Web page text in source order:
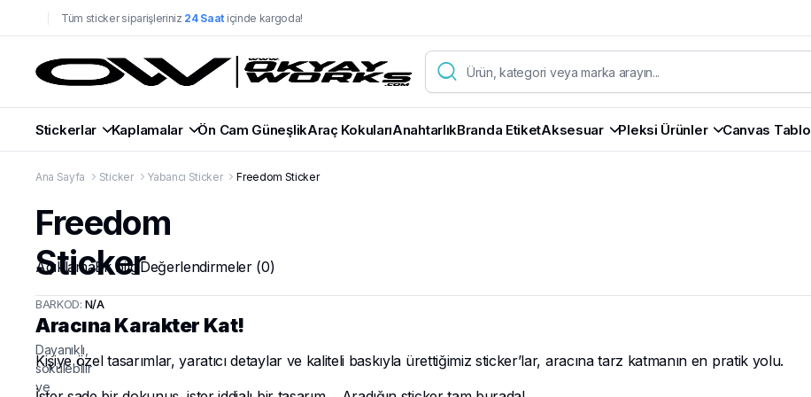
Tüm sticker siparişleriniz 24 Saat içinde kargoda!
Stickerlar Kaplamalar Ön Cam GüneşlikAraç KokularıAnahtarlıkBranda EtiketAksesuar Pleksi Ürünler Canvas Tablo
Ana Sayfa Sticker Yabancı Sticker Freedom Sticker
Freedom
Sticker
BARKOD: N/A
Dayanıklı,
sökülebilir
ve
AçıklamaEk bilgiDeğerlendirmeler (0)
Aracına Karakter Kat!
Kişiye özel tasarımlar, yaratıcı detaylar ve kaliteli baskıyla ürettiğimiz sticker’lar, aracına tarz katmanın en pratik yolu.